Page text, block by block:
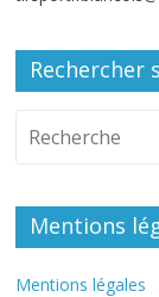
Rechercher
Mentions
Mentions légales